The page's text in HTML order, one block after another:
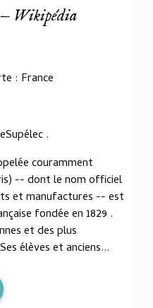
— Wikipédia
: France
.
couramment
-- dont le nom officiel
et manufactures -- est
fondée en 1829 .
et des plus
élèves et anciens...